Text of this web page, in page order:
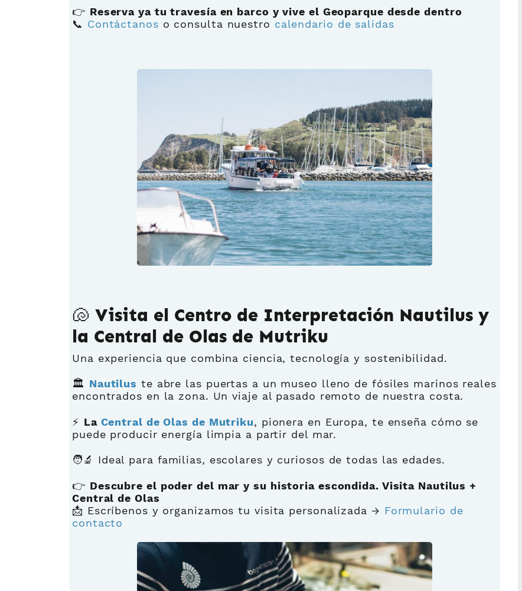
👉 Reserva ya tu travesía en barco y vive el Geoparque desde dentro
📞 Contáctanos o consulta nuestro calendario de salidas
🐚 Visita el Centro de Interpretación Nautilus y
la Central de Olas de Mutriku
Una experiencia que combina ciencia, tecnología y sostenibilidad.
🏛️ Nautilus te abre las puertas a un museo lleno de fósiles marinos reales
encontrados en la zona. Un viaje al pasado remoto de nuestra costa.
⚡ La Central de Olas de Mutriku, pionera en Europa, te enseña cómo se
puede producir energía limpia a partir del mar.
🧑‍🔬 Ideal para familias, escolares y curiosos de todas las edades.
👉 Descubre el poder del mar y su historia escondida. Visita Nautilus +
Central de Olas
📩 Escríbenos y organizamos tu visita personalizada → Formulario de
contacto